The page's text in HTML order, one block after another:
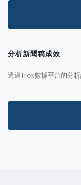
分析新聞稿成效
透過Trek數據平台的分